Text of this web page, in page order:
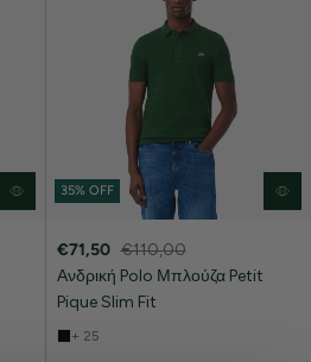
35% OFF
€71,50 €110,00
Ανδρική Polo Μπλούζα Petit
Pique Slim Fit
+ 25